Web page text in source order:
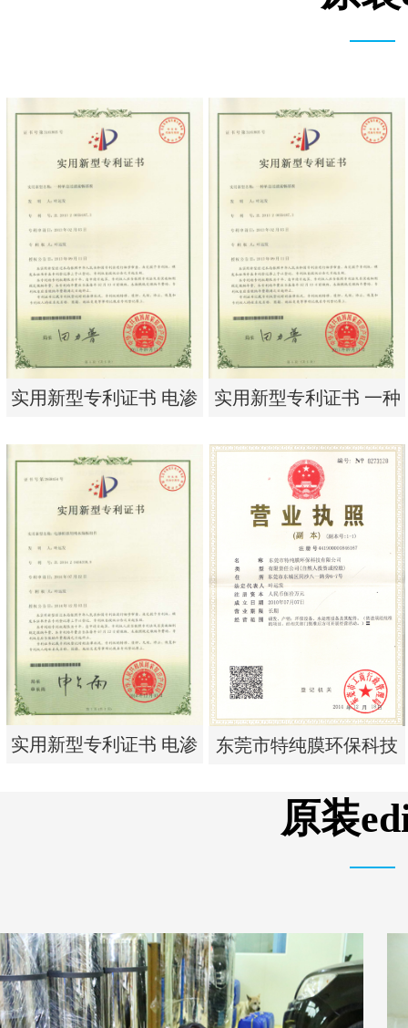
实用新型专利证书 电渗
实用新型专利证书 电渗
析器用浓水隔板组件
实用新型专利证书 一种
实用新型专利证书 一种
单边过滤流畅基板
实用新型专利证书 电渗
析器用纯水隔板组件
东莞市特纯膜环保科技
有限公司营业执照
原装